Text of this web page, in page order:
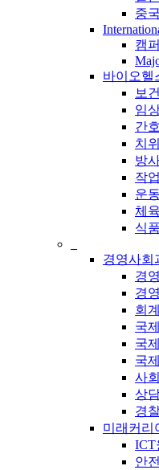
중
캠
바이오헬
보
임
간
치
방
작
운
체
식
경영사회
경
경
회
국
국
국
사
상
경
미래커리
ICT
안